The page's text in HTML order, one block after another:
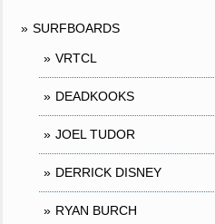
SURFBOARDS
VRTCL
DEADKOOKS
JOEL TUDOR
DERRICK DISNEY
RYAN BURCH